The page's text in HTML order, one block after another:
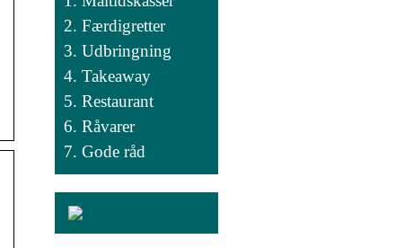
Færdigretter
Udbringning
Takeaway
Restaurant
Råvarer
Gode råd